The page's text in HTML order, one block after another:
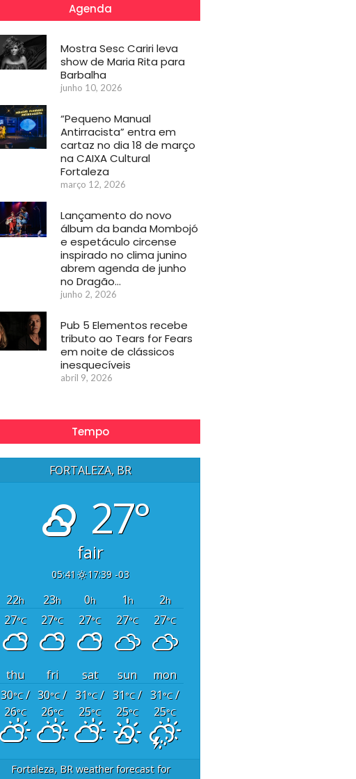
Agenda
Mostra Sesc Cariri leva
show de Maria Rita para
Barbalha
junho 10, 2026
“Pequeno Manual
Antirracista” entra em
cartaz no dia 18 de março
na CAIXA Cultural
Fortaleza
março 12, 2026
Lançamento do novo
álbum da banda Mombojó
e espetáculo circense
inspirado no clima junino
abrem agenda de junho
no Dragão…
junho 2, 2026
Pub 5 Elementos recebe
tributo ao Tears for Fears
em noite de clássicos
inesquecíveis
abril 9, 2026
Tempo
FORTALEZA, BR
27°
fair
05:41 17:39 -03
22h 23h 0h 1h 2h
27°C 27°C 27°C 27°C 27°C
thu fri sat sun
mon
30°C/
26°C
30°C/
26°C
31°C/
25°C
31°C/
25°C
31°C/
25°C
Fortaleza, BRweather forecast for